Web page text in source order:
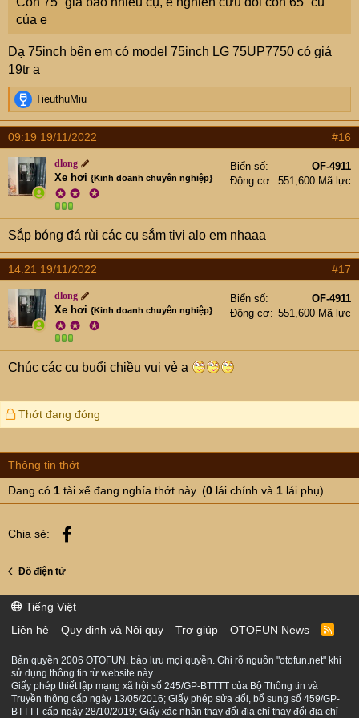
của e
Dạ 75inch bên em có model 75inch LG 75UP7750 có giá
19tr ạ
R
e
a
c
t
i
o
n
:
TieuthuMiu
09:19 19/11/2022 #16
dlong
Xe hơi {Kinh doanh chuyên nghiệp}
✪ ✪ ✪
Biển số
OF-4911
Động cơ
551,600 Mã lực
Sắp bóng đá rùi các cụ sắm tivi alo em nhaaa
14:21 19/11/2022 #17
dlong
Xe hơi {Kinh doanh chuyên nghiệp}
✪ ✪ ✪
Biển số
OF-4911
Động cơ
551,600 Mã lực
Chúc các cụ buổi chiều vui vẻ ạ
Thớt đang đóng
Thông tin thớt
Đang có 1 tài xế đang nghía thớt này. (0 lái chính và 1 lái phụ)
Chia sẻ:
Đồ điện tử
Tiếng Việt
Liên hệ
Quy định và Nội quy Trợ giúp OTOFUN News
R
S
Bản quyền 2006 OTOFUN, bảo lưu mọi quyền. Ghi rõ nguồn "otofun.net" khi
sử dụng thông tin từ website này.
Giấy phép thiết lập mạng xã hội số 245/GP-BTTTT của Bộ Thông tin và
Truyền thông cấp ngày 13/05/2016; Giấy phép sửa đổi, bổ sung số 459/GP-
BTTTT cấp ngày 28/10/2019; Giấy xác nhận thay đổi địa chỉ thay đổi địa chỉ